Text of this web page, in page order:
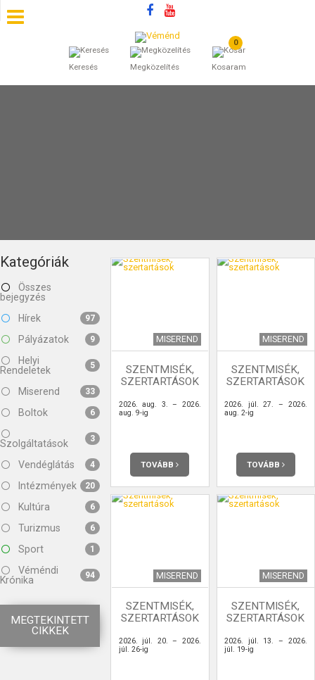
Keresés Megközelítés
0
Kosaram
SZÁLLÁSOK
BEJEGYZÉSEK
Kategóriák
Összes
bejegyzés
Hírek
97
Pályázatok 9
Helyi
Rendeletek
5
Miserend 33
Boltok 6
Szolgáltatások 3
Vendéglátás 4
Intézmények 20
Kultúra 6
Turizmus 6
Sport 1
Véméndi
Krónika
94
MEGTEKINTETT
CIKKEK
MISEREND
SZENTMISÉK,
SZERTARTÁSOK
2026. aug. 3. – 2026.
aug. 9-ig
TOVÁBB
MISEREND
SZENTMISÉK,
SZERTARTÁSOK
2026. júl. 27. – 2026.
aug. 2-ig
TOVÁBB
MISEREND
SZENTMISÉK,
SZERTARTÁSOK
2026. júl. 20. – 2026.
júl. 26-ig
MISEREND
SZENTMISÉK,
SZERTARTÁSOK
2026. júl. 13. – 2026.
júl. 19-ig